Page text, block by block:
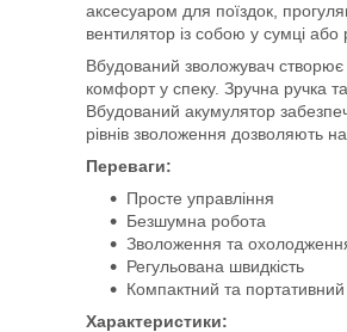
аксесуаром для поїздок,
вентилятор із собою у сумці або
Вбудований зволожувач
комфорт у спеку. Зручна ручка
Вбудований акумулятор
рівнів зволоження дозволяють
Переваги:
Просте управління
Безшумна робота
Зволоження та
Регульована швидкість
Компактний та портативний
Характеристики: